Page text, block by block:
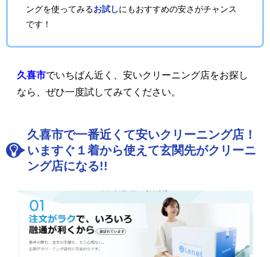
ングを使ってみるお試しにもおすすめの安さがチャンス
です！
久喜市でいちばん近く、安いクリーニング店をお探し
なら、ぜひ一度試してみてください。
久喜市で一番近くて安いクリーニング店！
いますぐ１着から使えて玄関先がクリーニ
ング店になる!!